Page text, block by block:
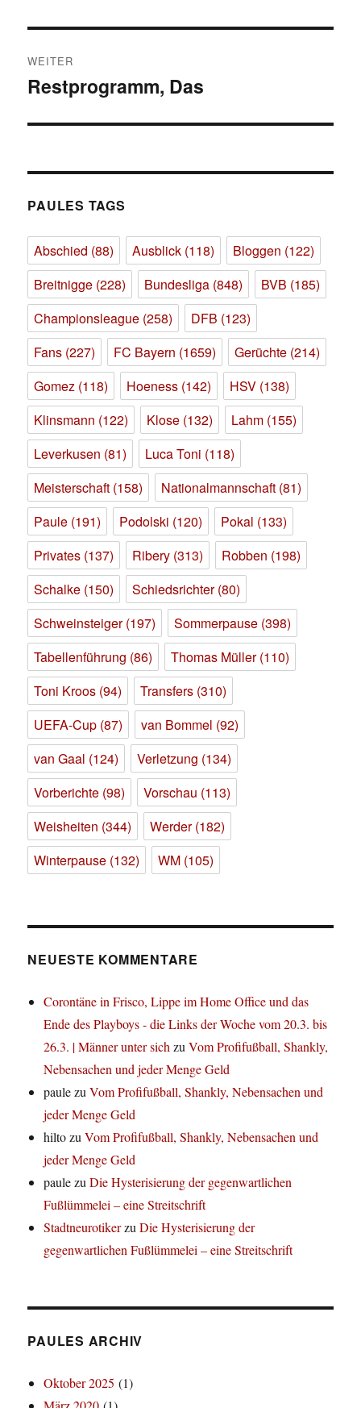
WEITER
Nächster
Restprogramm, Das
PAULES TAGS
Abschied (88) Ausblick (118) Bloggen (122)
Breitnigge (228) Bundesliga (848) BVB (185)
Championsleague (258) DFB (123)
Fans (227) FC Bayern (1659) Gerüchte (214)
Gomez (118) Hoeness (142) HSV (138)
Klinsmann (122) Klose (132) Lahm (155)
Leverkusen (81) Luca Toni (118)
Meisterschaft (158) Nationalmannschaft (81)
Paule (191) Podolski (120) Pokal (133)
Privates (137) Ribery (313) Robben (198)
Schalke (150) Schiedsrichter(80)
Schweinsteiger(197) Sommerpause (398)
Tabellenführung (86) Thomas Müller(110)
Toni Kroos (94) Transfers (310)
UEFA-Cup (87) van Bommel (92)
van Gaal (124) Verletzung (134)
Vorberichte (98) Vorschau (113)
Weisheiten (344) Werder(182)
Winterpause (132) WM (105)
NEUESTE KOMMENTARE
Corontäne in Frisco, Lippe im Home Office und das
Ende des Playboys - die Links der Woche vom 20.3. bis
26.3. | Männer unter sichzuVom Profifußball, Shankly,
Nebensachen und jeder Menge Geld
paulezuVom Profifußball, Shankly, Nebensachen und
jeder Menge Geld
hiltozuVom Profifußball, Shankly, Nebensachen und
jeder Menge Geld
paulezuDie Hysterisierung der gegenwartlichen
Fußlümmelei – eine Streitschrift
StadtneurotikerzuDie Hysterisierung der
gegenwartlichen Fußlümmelei – eine Streitschrift
PAULES ARCHIV
Oktober 2025 (1)